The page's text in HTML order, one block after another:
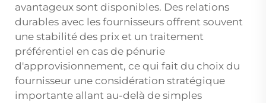
avantageux sont disponibles. Des relations
durables avec les fournisseurs offrent souvent
une stabilité des prix et un traitement
préférentiel en cas de pénurie
d'approvisionnement, ce qui fait du choix du
fournisseur une considération stratégique
importante allant au-delà de simples